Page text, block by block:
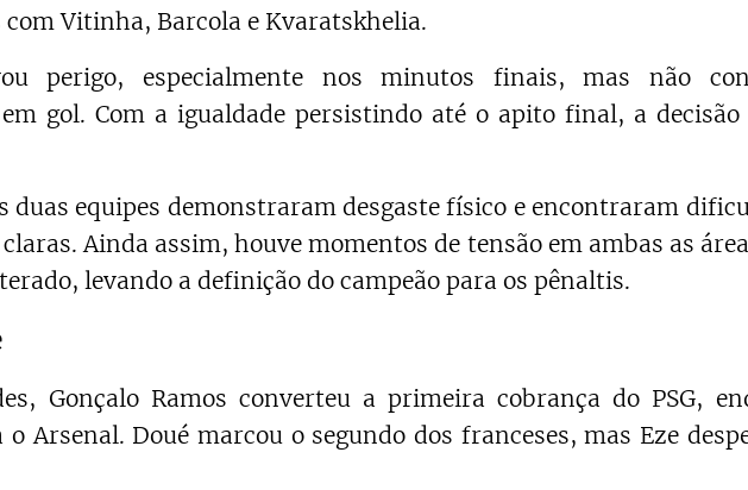
Vitinha, Barcola e Kvaratskhelia.
perigo, especialmente nos minutos finais, mas não
gol. Com a igualdade persistindo até o apito final, a decisão
duas equipes demonstraram desgaste físico e encontraram
Ainda assim, houve momentos de tensão em ambas as
levando a definição do campeão para os pênaltis.
Gonçalo Ramos converteu a primeira cobrança do PSG,
o Arsenal. Doué marcou o segundo dos franceses, mas Eze